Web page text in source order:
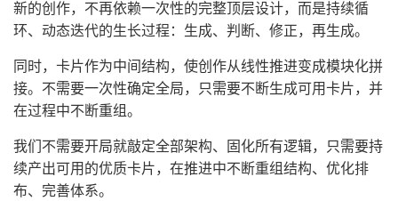
新的创作，不再依赖一次性的完整顶层设计，而是持续循
环、动态迭代的生长过程：生成、判断、修正，再生成。
同时，卡片作为中间结构，使创作从线性推进变成模块化拼
接。不需要一次性确定全局，只需要不断生成可用卡片，并
在过程中不断重组。
我们不需要开局就敲定全部架构、固化所有逻辑，只需要持
续产出可用的优质卡片，在推进中不断重组结构、优化排
布、完善体系。